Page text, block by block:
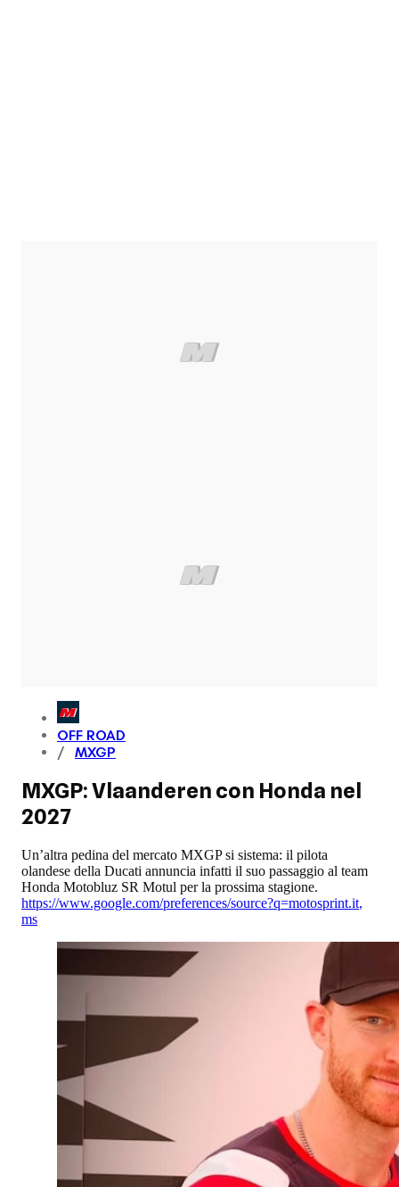
OFF ROAD
MXGP
MXGP: Vlaanderen con Honda nel
2027
Un’altra pedina del mercato MXGP si sistema: il pilota
olandese della Ducati annuncia infatti il suo passaggio al team
Honda Motobluz SR Motul per la prossima stagione.
https://www.google.com/preferences/source?q=motosprint.it,
ms